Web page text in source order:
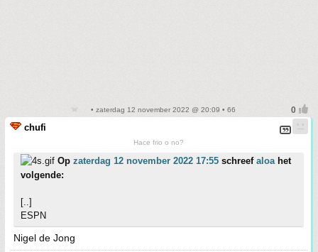
• zaterdag 12 november 2022 @ 20:09 • 66
chufi
Hace frio o no?
Op zaterdag 12 november 2022 17:55 schreef aloahet
volgende:
[..]
ESPN
Nigel de Jong